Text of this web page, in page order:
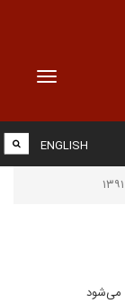
Toggle
ENGLISH